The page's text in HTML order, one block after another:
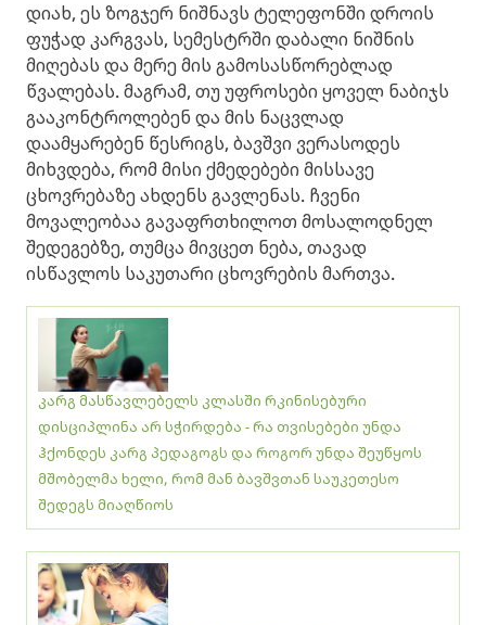
დიახ, ეს ზოგჯერ ნიშნავს ტელეფონში დროის
ფუჭად კარგვას, სემესტრში დაბალი ნიშნის
მიღებას და მერე მის გამოსასწორებლად
წვალებას. მაგრამ, თუ უფროსები ყოველ ნაბიჯს
გააკონტროლებენ და მის ნაცვლად
დაამყარებენ წესრიგს, ბავშვი ვერასოდეს
მიხვდება, რომ მისი ქმედებები მისსავე
ცხოვრებაზე ახდენს გავლენას. ჩვენი
მოვალეობაა გავაფრთხილოთ მოსალოდნელ
შედეგებზე, თუმცა მივცეთ ნება, თავად
ისწავლოს საკუთარი ცხოვრების მართვა.
კარგ მასწავლებელს კლასში რკინისებური
დისციპლინა არ სჭირდება - რა თვისებები უნდა
ჰქონდეს კარგ პედაგოგს და როგორ უნდა შეუწყოს
მშობელმა ხელი, რომ მან ბავშვთან საუკეთესო
შედეგს მიაღწიოს